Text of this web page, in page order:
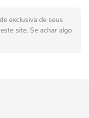
exclusiva de seus
site. Se achar algo